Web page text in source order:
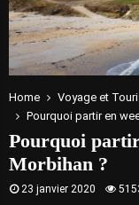
Home
Voyage et
Pourquoi partir en
Pourquoi
Morbihan ?
23 janvier 2020